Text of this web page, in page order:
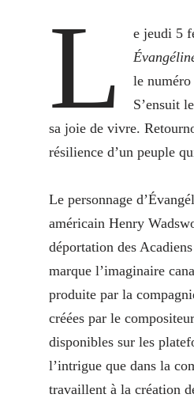
L
e jeudi 5
le
S’ensuit
sa joie de vivre.
résilience d’un peuple
Le personnage
américain Henry
déportation des
marque l’imaginaire
produite par la
créées par le
disponibles sur les
l’intrigue que dans la
travaillent à la création